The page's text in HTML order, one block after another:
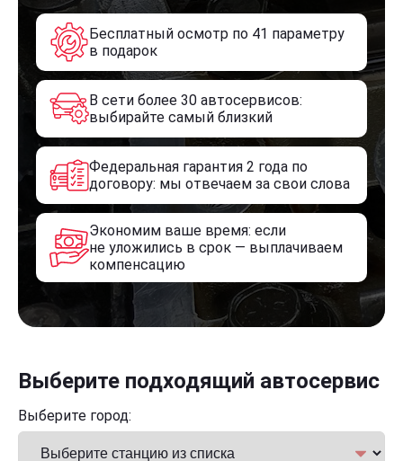
Бесплатный осмотр по 41 параметру
в подарок
В сети более 30 автосервисов:
выбирайте самый близкий
Федеральная гарантия 2 года по
договору: мы отвечаем за свои слова
Экономим ваше время: если
не уложились в срок — выплачиваем
компенсацию
Выберите подходящий автосервис
Выберите город: